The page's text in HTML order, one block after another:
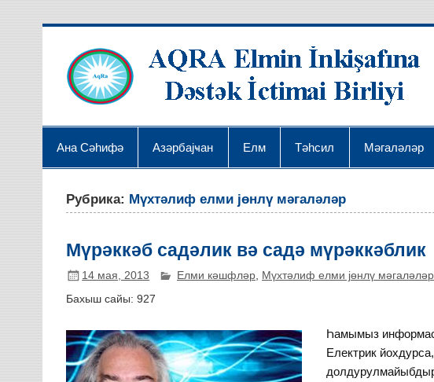
Ана Сәһифә Азәрбајҹан Елм Тәһсил Мәгаләләр
Рубрика: Мүхтәлиф елми јөнлү мәгаләләр
Мүрәккәб садәлик вә садә мүрәккәблик
14 мая, 2013 Елми кәшфләр, Мүхтәлиф елми јөнлү мәгаләләр
Бахыш сайы: 927
Һамымыз
Електрик